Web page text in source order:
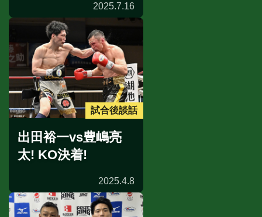
2025.7.16
試合後談話
出田裕一vs豊嶋亮
太! KO決着!
2025.4.8